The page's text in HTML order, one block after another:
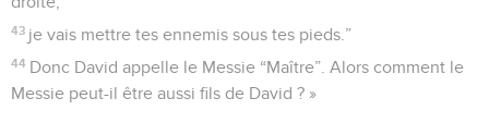
43 je vais mettre tes ennemis sous tes pieds.”
44 Donc David appelle le Messie “Maître”. Alors comment le
Messie peut-il être aussi fils de David ? »